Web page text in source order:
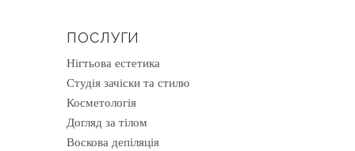
ПОСЛУГИ
Нігтьова естетика
Студія зачіски та стилю
Косметологія
Догляд за тілом
Воскова депіляція